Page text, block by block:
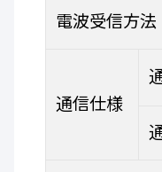
電波受信方法
通信仕様